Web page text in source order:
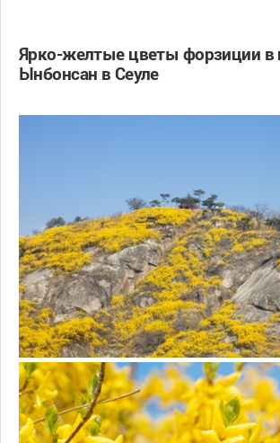
Ярко-желтые цветы форзиции в
Ынбонсан в Сеуле